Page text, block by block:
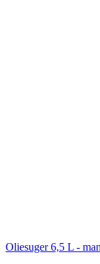
Oliesuger 6,5 L -